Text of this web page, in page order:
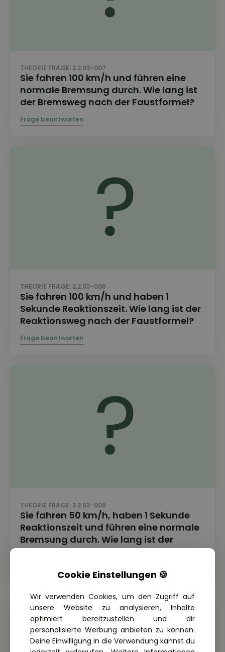
THEORIE FRAGE: 2.2.03-007
Sie fahren 100 km/h und führen eine
normale Bremsung durch. Wie lang ist
der Bremsweg nach der Faustformel?
THEORIE FRAGE: 2.2.03-008
Sie fahren 100 km/h und haben 1
Sekunde Reaktionszeit. Wie lang ist der
Reaktionsweg nach der Faustformel?
THEORIE FRAGE: 2.2.03-009
Sie fahren 50 km/h, haben 1 Sekunde
Reaktionszeit und führen eine normale
Bremsung durch. Wie lang ist der
Anhalteweg nach der Faustformel?
Cookie Einstellungen 🍪
Wir verwenden Cookies, um den Zugriff auf
unsere Website zu analysieren, Inhalte
optimiert bereitzustellen und dir
personalisierte Werbung anbieten zu können.
Deine Einwilligung in die Verwendung kannst du